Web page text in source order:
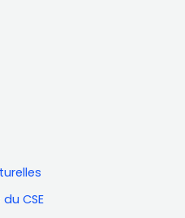
CSE